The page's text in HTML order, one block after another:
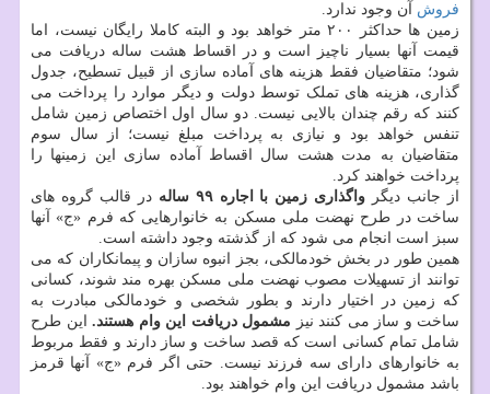
فروش آن وجود ندارد.
زمین ها حداکثر ۲۰۰ متر خواهد بود و البته کاملا رایگان نیست، اما
قیمت آنها بسیار ناچیز است و در اقساط هشت ساله دریافت می
شود؛ متقاضیان فقط هزینه های آماده سازی از قبیل تسطیح، جدول
گذاری، هزینه های تملک توسط دولت و دیگر موارد را پرداخت می
کنند که رقم چندان بالایی نیست. دو سال اول اختصاص زمین شامل
تنفس خواهد بود و نیازی به پرداخت مبلغ نیست؛ از سال سوم
متقاضیان به مدت هشت سال اقساط آماده سازی این زمینها را
پرداخت خواهند کرد.
از جانب دیگر واگذاری زمین با اجاره ۹۹ ساله
در قالب گروه های
ساخت در طرح نهضت ملی مسکن به خانوارهایی که فرم «ج» آنها
سبز است انجام می شود که از گذشته وجود داشته است.
همین طور در بخش خودمالکی، بجز انبوه سازان و پیمانکاران که می
توانند از تسهیلات مصوب نهضت ملی مسکن بهره مند شوند، کسانی
که زمین در اختیار دارند و بطور شخصی و خودمالکی مبادرت به
ساخت و ساز می کنند نیز مشمول دریافت این وام هستند. این طرح
شامل تمام کسانی است که قصد ساخت و ساز دارند و فقط مربوط
به خانوارهای دارای سه فرزند نیست. حتی اگر فرم «ج» آنها قرمز
باشد مشمول دریافت این وام خواهند بود.